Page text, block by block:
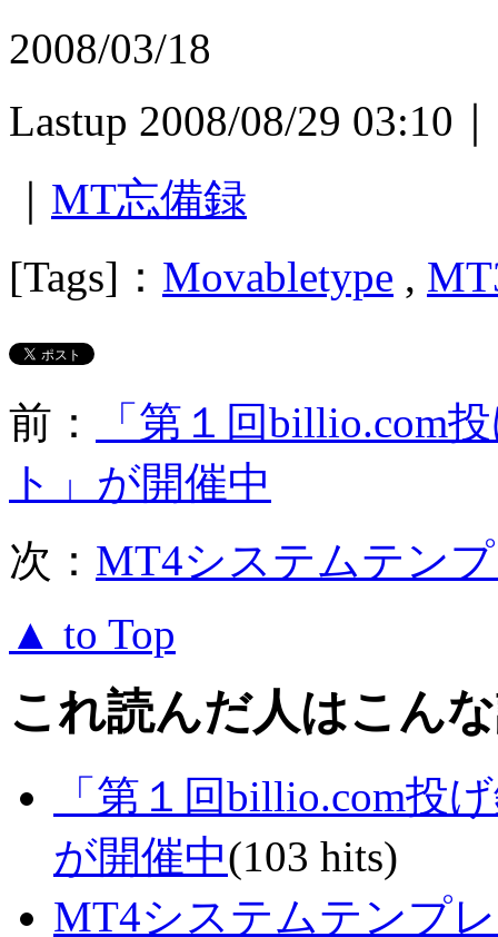
2008/03/18
Lastup 2008/08/29 03:10
｜ MT忘備録
[Tags]： Movabletype ,
前：
「第１回billio.com
ト」が開催中
次： MT4システムテン
▲ to Top
これ読んだ人はこん
「第１回billio.com投
が開催中(103 hits)
MT4システムテンプ